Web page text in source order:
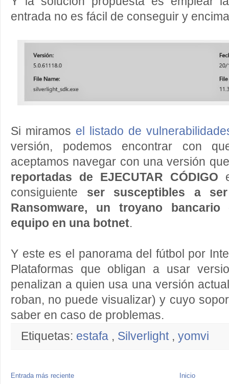
entrada no es fácil de conseguir y
Si miramos el listado de
versión, podemos encontrar con
aceptamos navegar con una versión
reportadas de EJECUTAR CÓDIGO
consiguiente ser susceptibles a
Ransomware, un troyano
equipo en una botnet.
Y este es el panorama del fútbol por
Plataformas que obligan a usar
penalizan a quien usa una versión
roban, no puede visualizar) y cuyo
saber en caso de problemas.
Etiquetas: estafa , Silverlight , yomvi
Entrada más reciente Inicio